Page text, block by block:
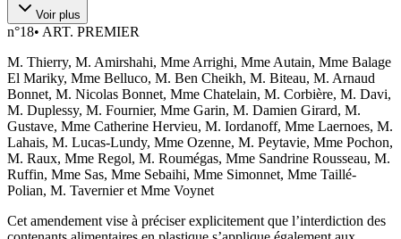
Voir plus
n°18• ART. PREMIER
M. Thierry, M. Amirshahi, Mme Arrighi, Mme Autain, Mme Balage
El Mariky, Mme Belluco, M. Ben Cheikh, M. Biteau, M. Arnaud
Bonnet, M. Nicolas Bonnet, Mme Chatelain, M. Corbière, M. Davi,
M. Duplessy, M. Fournier, Mme Garin, M. Damien Girard, M.
Gustave, Mme Catherine Hervieu, M. Iordanoff, Mme Laernoes, M.
Lahais, M. Lucas-Lundy, Mme Ozenne, M. Peytavie, Mme Pochon,
M. Raux, Mme Regol, M. Roumégas, Mme Sandrine Rousseau, M.
Ruffin, Mme Sas, Mme Sebaihi, Mme Simonnet, Mme Taillé-
Polian, M. Tavernier et Mme Voynet
Cet amendement vise à préciser explicitement que l’interdiction des